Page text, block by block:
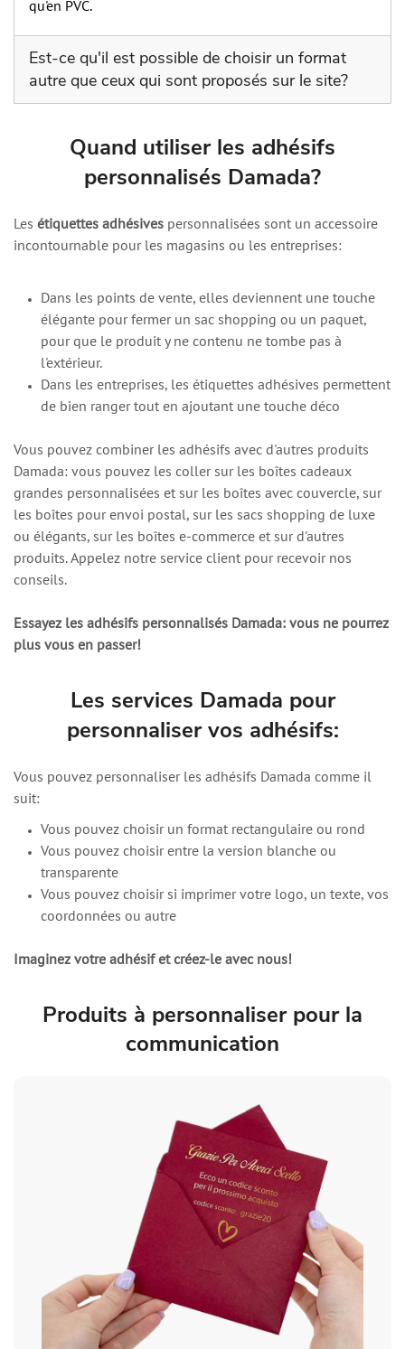
qu'en PVC.
Est-ce qu'il est possible de choisir un format
autre que ceux qui sont proposés sur le site?
personnalisables, il est possible de créer ce produit sur
mesure.Quand utiliser les adhésifs
personnalisés Damada?
Les étiquettes adhésives personnalisées sont un accessoire
incontournable pour les magasins ou les entreprises:
Dans les points de vente, elles deviennent une touche
élégante pour fermer un sac shopping ou un paquet,
pour que le produit y ne contenu ne tombe pas à
l'extérieur.
Dans les entreprises, les étiquettes adhésives permettent
de bien ranger tout en ajoutant une touche déco
Vous pouvez combiner les adhésifs avec d'autres produits
Damada: vous pouvez les coller sur les boîtes cadeaux
grandes personnalisées et sur les boîtes avec couvercle, sur
les boîtes pour envoi postal, sur les sacs shopping de luxe
ou élégants, sur les boîtes e-commerce et sur d'autres
produits. Appelez notre service client pour recevoir nos
conseils.
Essayez les adhésifs personnalisés Damada: vous ne pourrez
plus vous en passer!
Les services Damada pour
personnaliser vos adhésifs:
Vous pouvez personnaliser les adhésifs Damada comme il
suit:
Vous pouvez choisir un format rectangulaire ou rond
Vous pouvez choisir entre la version blanche ou
transparente
Vous pouvez choisir si imprimer votre logo, un texte, vos
coordonnées ou autre
Imaginez votre adhésif et créez-le avec nous!
Produits à personnaliser pour la
communication